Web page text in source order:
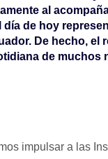
al
de hoy
De hecho, el
de muchos
impulsar a las
XIV